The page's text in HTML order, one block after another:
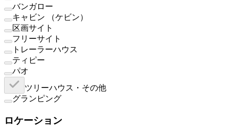
バンガロー
キャビン （ケビン）
区画サイト
フリーサイト
トレーラーハウス
ティピー
パオ
ツリーハウス・その他
グランピング
ロケーション